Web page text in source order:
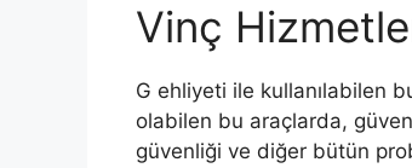
Vinç
G ehliyeti ile kullanılabilen
olabilen bu araçlarda,
güvenliği ve diğer bütün